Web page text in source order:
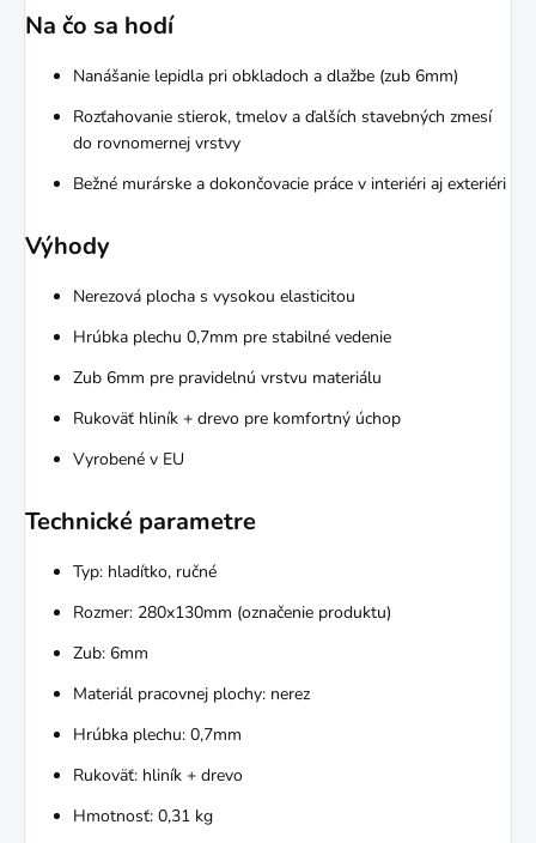
Na čo sa hodí
Nanášanie lepidla pri obkladoch a dlažbe (zub 6mm)
Rozťahovanie stierok, tmelov a ďalších stavebných zmesí
do rovnomernej vrstvy
Bežné murárske a dokončovacie práce v interiéri aj exteriéri
Výhody
Nerezová plocha s vysokou elasticitou
Hrúbka plechu 0,7mm pre stabilné vedenie
Zub 6mm pre pravidelnú vrstvu materiálu
Rukoväť hliník + drevo pre komfortný úchop
Vyrobené v EU
Technické parametre
Typ: hladítko, ručné
Rozmer: 280x130mm (označenie produktu)
Zub: 6mm
Materiál pracovnej plochy: nerez
Hrúbka plechu: 0,7mm
Rukoväť: hliník + drevo
Hmotnosť: 0,31 kg